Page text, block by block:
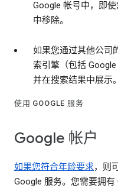
Google 帐号中，即
中移除。
如果您通过其他公司
索引擎（包括
并在搜索结果中展示。
使用 GOOGLE 服务
Google 帐户
如果您符合年龄要求，则
Google 服务。您需要拥